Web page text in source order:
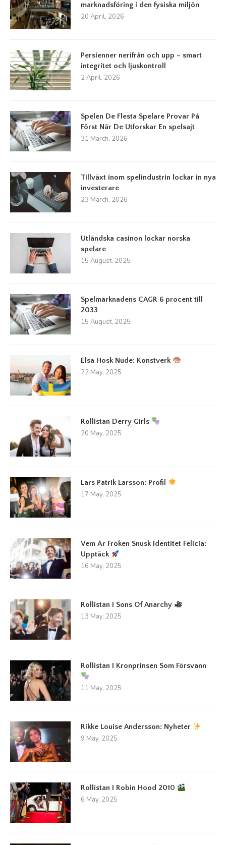
marknadsföring i den fysiska miljön
20 April, 2026
Persienner nerifrån och upp – smart
integritet och ljuskontroll
2 April, 2026
Spelen De Flesta Spelare Provar På
Först När De Utforskar En spelsajt
31 March, 2026
Tillväxt inom spelindustrin lockar in nya
investerare
23 March, 2026
Utländska casinon lockar norska
spelare
15 August, 2025
Spelmarknadens CAGR 6 procent till
2033
15 August, 2025
Elsa Hosk Nude: Konstverk
22 May, 2025
Rollistan Derry Girls
20 May, 2025
Lars Patrik Larsson: Profil
17 May, 2025
Vem Är Fröken Snusk Identitet Felicia:
Upptäck
16 May, 2025
Rollistan I Sons Of Anarchy
13 May, 2025
Rollistan I Kronprinsen Som Försvann
11 May, 2025
Rikke Louise Andersson: Nyheter
9 May, 2025
Rollistan I Robin Hood 2010
6 May, 2025